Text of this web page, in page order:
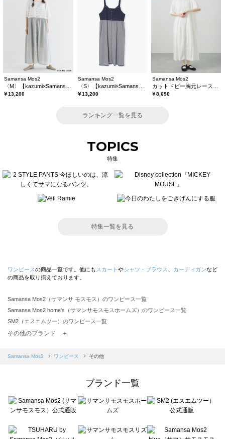
Samansa Mos2
￥13,200
Samansa Mos2
￥13,200
Samansa Mos2
￥8,690
ランキング一覧を見る
TOPICS
特集
特集一覧を見る
ワンピースの商品一覧です。他にも スカート やシャツ・ブラウス カーディガンなど
の商品を取り揃えております。
Samansa Mos2（サマンサ モスモス）のワンピース一覧
Samansa Mos2 home's（サマンサモスモスホームズ）のワンピース一覧
SM2（エスエムツー）のワンピース一覧
TSUHARU by Samansa Mos2（ツハルバイサマンサモスモス）のワンピース一覧
Samansa Mos2 blue（サマンサモスモス ブルー）のワンピース一覧
sō4ū（ソウフォーユー）のワンピース一覧
Te chichi（テチチ）のワンピース一覧
Te chichi CLASSIC（テチチ クラシック）のワンピース一覧
Lugnoncure（ルノンキュール）のワンピース一覧
その他のブランド ＋
Samansa Mos2 ワンピース その他
ブランド一覧